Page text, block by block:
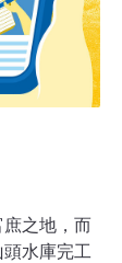
萬人再向
辦連署，
之地，而
水庫完工